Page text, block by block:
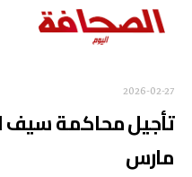
2026-02-27
مارس